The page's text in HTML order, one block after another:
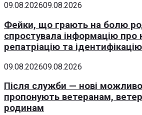
09.08.202609.08.2026
Фейки, що грають на болю
спростувала інформацію про
репатріацію та
09.08.202609.08.2026
Після служби — нові
пропонують ветеранам,
родинам